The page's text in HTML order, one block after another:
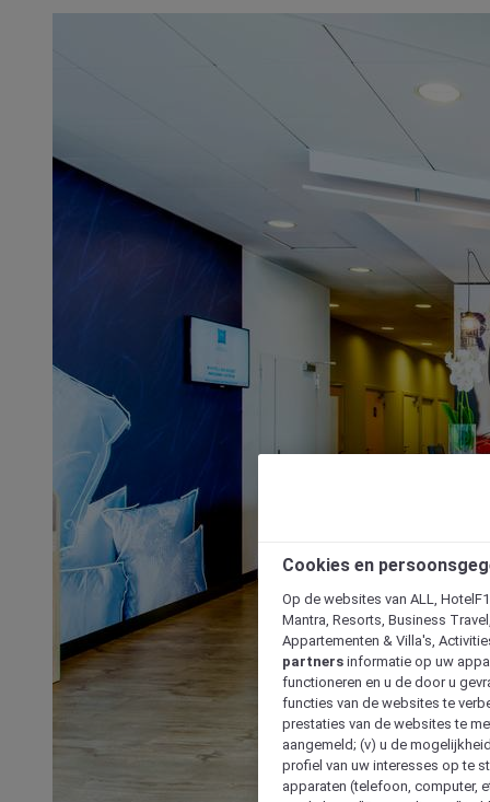
Cookies en
Op de websites van ALL,
Mantra, Resorts, Business
Appartementen & Villa's,
partners informatie op uw
functioneren en u de door u
functies van de websites te
prestaties van de websites te
aangemeld; (v) u de
profiel van uw interesses op te
apparaten (telefoon, computer,